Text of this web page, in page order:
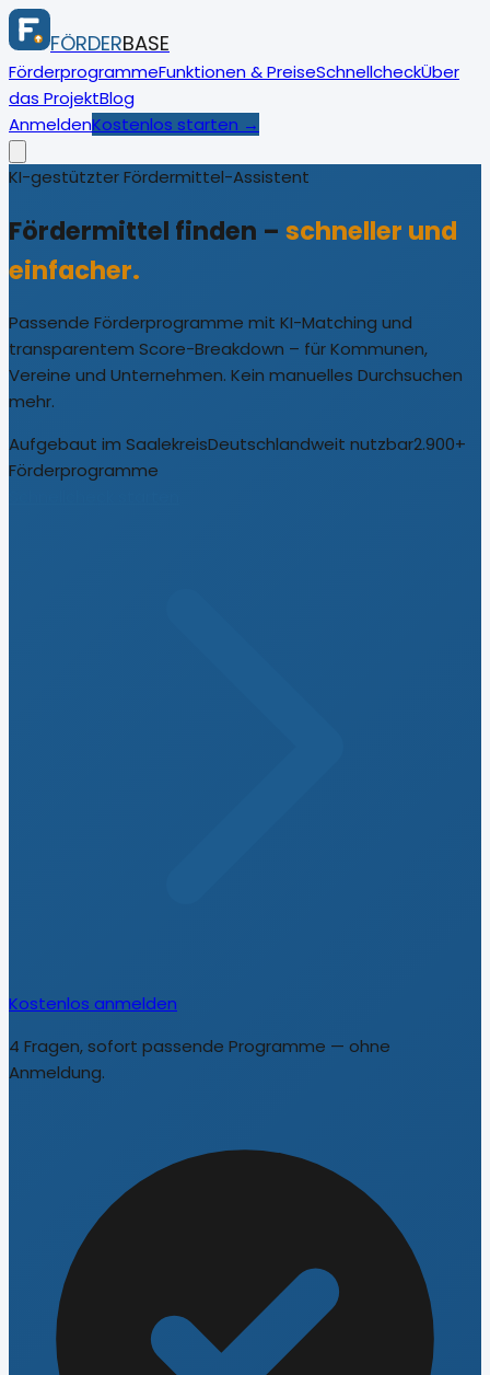
FÖRDERBASE
FörderprogrammeFunktionen & PreiseSchnellcheckÜber
das ProjektBlog
AnmeldenKostenlos starten →
KI-gestützter Fördermittel-Assistent
Fördermittel finden – schneller und
einfacher.
Passende Förderprogramme mit KI-Matching und
transparentem Score-Breakdown – für Kommunen,
Vereine und Unternehmen. Kein manuelles Durchsuchen
mehr.
Aufgebaut im SaalekreisDeutschlandweit nutzbar2.900+
Förderprogramme
Kostenlos anmelden
4 Fragen, sofort passende Programme — ohne
Anmeldung.